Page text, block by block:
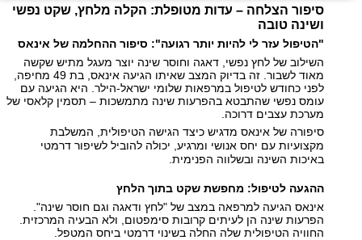
סיפור הצלחה – עדות מטופלת: הקלה מלחץ, שקט נפשי
ושינה טובה
"הטיפול עזר לי להיות יותר רגועה": סיפור ההחלמה של אינאס
השילוב של לחץ נפשי, דאגה וחוסר שינה יוצר מעגל מתיש שקשה
מאוד לשבור. זה בדיוק המצב שאיתו הגיעה אינאס, בת 49 מחיפה,
לפני כחודש לטיפול במרפאות שלומי ישראל-הילר. היא הגיעה עם
עומס נפשי שהתבטא בהפרעות שינה מתמשכות – תסמין קלאסי של
מערכת עצבים דרוכה.
סיפורה של אינאס מדגיש כיצד הגישה הטיפולית, המשלבת
מקצועיות עם יחס אנושי ומרגיע, יכולה להוביל לשיפור דרמטי
באיכות השינה ובשלווה הפנימית.
ההגעה לטיפול: מחפשת שקט בתוך הלחץ
אינאס הגיעה למרפאה במצב של "לחץ ודאגה וגם חוסר שינה".
הפרעות שינה הן לעיתים קרובות סימפטום, ולא הבעיה המרכזית.
החוויה הטיפולית שלה החלה בשינוי דרמטי ביחס המטפל.